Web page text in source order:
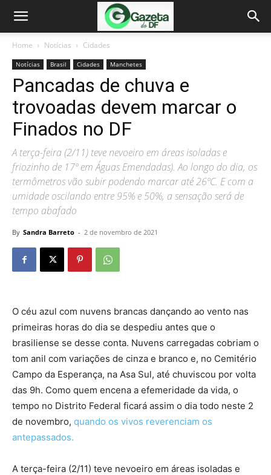
Home Notícias Cidades
Notícias Brasil Cidades Manchetes
Pancadas de chuva e
trovoadas devem marcar o
Finados no DF
A terça-feira (2/11) teve nevoeiro em áreas isoladas e
friozinho de 17º em Águas Emendadas). Ao longo do dia, os
termômetros vão subir podendo marcar até 26ºC. E com a
umidade oscilando entre 95% e 50%, a sensação será de
tempo abafado
By Sandra Barreto - 2 de novembro de 2021
O céu azul com nuvens brancas dançando ao vento nas
primeiras horas do dia se despediu antes que o
brasiliense se desse conta. Nuvens carregadas cobriam o
tom anil com variações de cinza e branco e, no Cemitério
Campo da Esperança, na Asa Sul, até chuviscou por volta
das 9h. Como quem encena a efemeridade da vida, o
tempo no Distrito Federal ficará assim o dia todo neste 2
de novembro, quando os vivos reverenciam os
antepassados.
A terça-feira (2/11) teve nevoeiro em áreas isoladas e